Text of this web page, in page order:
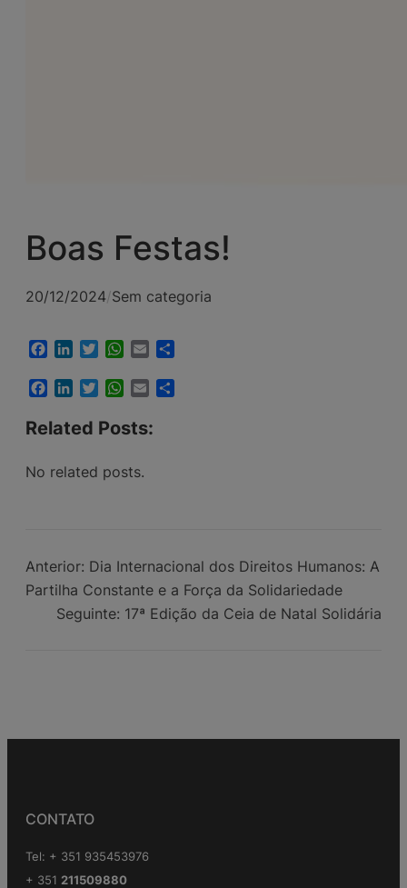
Boas Festas!
20/12/2024/Sem categoria
Facebook
LinkedInTwitterWhatsApp
Email
Facebook
LinkedInTwitterWhatsApp
Email
Related Posts:
No related posts.
Anterior: Dia Internacional dos Direitos Humanos: A
Partilha Constante e a Força da Solidariedade
Seguinte: 17ª Edição da Ceia de Natal Solidária
CONTATO
Tel: + 351 935453976
+ 351 211509880